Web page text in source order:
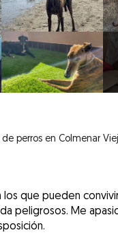
perros en Colmenar
que pueden
peligrosos. Me